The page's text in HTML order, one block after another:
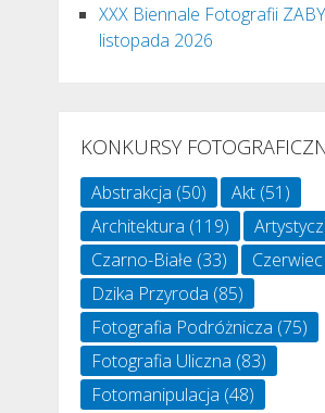
XXX Biennale Fotografii
listopada 2026
KONKURSY
Abstrakcja (50) Akt(51)
Architektura (119)
Czarno-Białe (33) Czerwiec
Dzika Przyroda (85)
Fotografia Podróżnicza (75)
Fotografia Uliczna (83)
Fotomanipulacja (48)